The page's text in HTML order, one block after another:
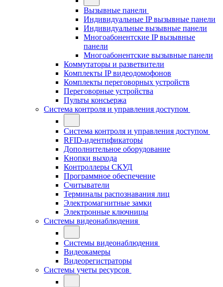
Вызывные панели
Индивидуальные IP вызывные панели
Индивидуальные вызывные панели
Многоабонентские IP вызывные
панели
Многоабонентские вызывные панели
Коммутаторы и разветвители
Комплекты IP видеодомофонов
Комплекты переговорных устройств
Переговорные устройства
Пульты консьержа
Система контроля и управления доступом
Система контроля и управления доступом
RFID-идентификаторы
Дополнительное оборудование
Кнопки выхода
Контроллеры СКУД
Программное обеспечение
Считыватели
Терминалы распознавания лиц
Электромагнитные замки
Электронные ключницы
Системы видеонаблюдения
Системы видеонаблюдения
Видеокамеры
Видеорегистраторы
Системы учеты ресурсов